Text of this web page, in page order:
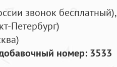
звонок бесплатный),
Петербург)
номер: 3533